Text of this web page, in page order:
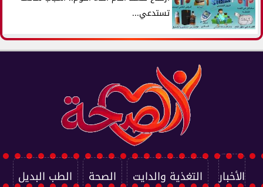
تستدعي...
الأخبار التغذية والدايت الصحة الطب البديل